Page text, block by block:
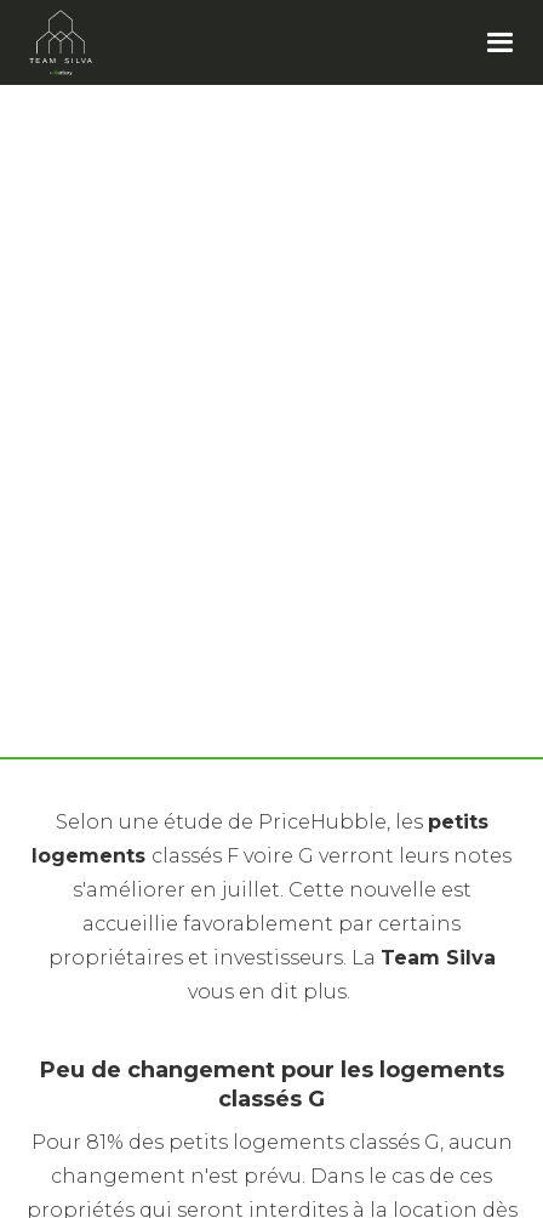
Selon une étude de PriceHubble, les petits
logements classés F voire G verront leurs notes
s'améliorer en juillet. Cette nouvelle est
accueillie favorablement par certains
propriétaires et investisseurs. La Team Silva
vous en dit plus.
Peu de changement pour les logements
classés G
Pour 81% des petits logements classés G, aucun
changement n'est prévu. Dans le cas de ces
propriétés qui seront interdites à la location dès